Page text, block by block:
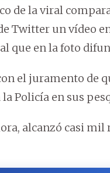
de la viral
Twitter un vídeo
que en la foto
el juramento de
Policía en sus
alcanzó casi mil